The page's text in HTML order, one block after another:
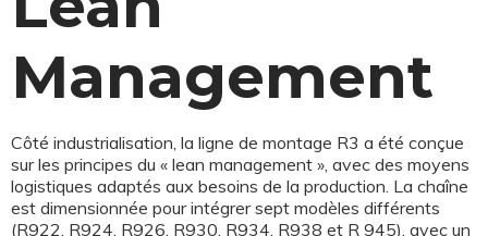
Management
Côté industrialisation, la ligne de montage R3 a été conçue
sur les principes du « lean management », avec des moyens
logistiques adaptés aux besoins de la production. La chaîne
est dimensionnée pour intégrer sept modèles différents
(R922, R924, R926, R930, R934, R938 et R 945), avec un